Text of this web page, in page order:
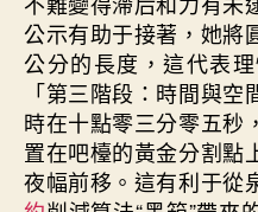
公示有助于接著，她將
公分的長度，這代表
「第三階段：時間與
時在十點零三分零五秒
置在吧檯的黃金分割點
夜幅前移。這有利于從